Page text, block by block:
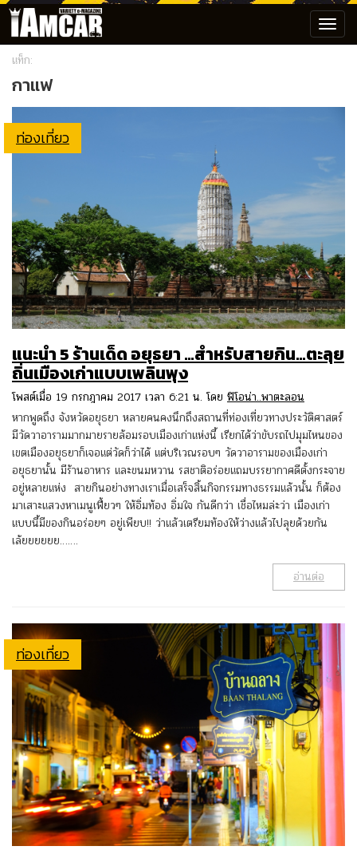
แท็ก:
กาแฟ
ท่องเที่ยว
แนะนำ 5 ร้านเด็ด อยุธยา …สำหรับสายกิน…ตะลุย
ถิ่นเมืองเก่าแบบเพลินพุง
โพสต์เมื่อ 19 กรกฎาคม 2017 เวลา 6:21 น. โดย ฟิโอน่า..พาตะลอน
หากพูดถึง จังหวัดอยุธยา หลายคนคงนึกถึงสถานที่ท่องเที่ยวทางประวัติศาสตร์
มีวัดวาอารามมากมายรายล้อมรอบเมืองเก่าแห่งนี้ เรียกได้ว่าขับรถไปมุมไหนของ
เขตเมืองอยุธยาก็เจอแต่วัดก็ว่าได้ แต่บริเวณรอบๆ วัดวาอารามของเมืองเก่า
อยุธยานั้น มีร้านอาหาร และขนมหวาน รสชาติอร่อยแถมบรรยากาศดีตั้งกระจาย
อยู่หลายแห่ง สายกินอย่างทางเราเมื่อเสร็จสิ้นกิจกรรมทางธรรมแล้วนั้น ก็ต้อง
มาเสาะแสวงหาเมนูเฟี้ยวๆ ให้อิ่มท้อง อิ่มใจ กันดีกว่า เชื่อไหมล่ะว่า เมืองเก่า
แบบนี้มีของกินอร่อยๆ อยู่เพียบ!! ว่าแล้วเตรียมท้องให้ว่างแล้วไปลุยด้วยกัน
เล้ยยยยยย…….
อ่านต่อ
ท่องเที่ยว